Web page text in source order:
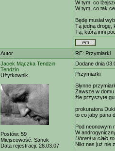
W tym, co
W tym, co tak
Będę musiał
Tą jedną drogę,
Tą, którą inni
Autor
RE: Przymiarki
Jacek Mączka Tendzin
Tendzin
Użytkownik
Postów: 59
Miejscowość: Sanok
Data rejestracji: 28.03.07
Dodane dnia
Przymiarki
Słynne
Zawsze w domu
źle przyszyte
prokuratora
to co jaby pana
Pod neonowym
W
Ubrani w ciało
Nikt nas już nie